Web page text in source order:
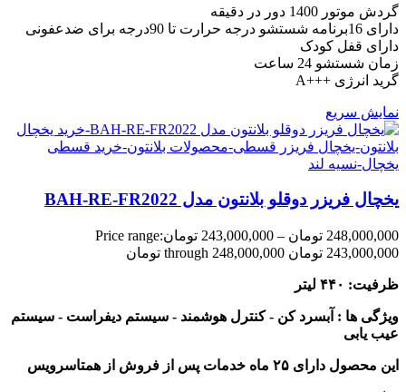
گردش موتور 1400 دور در دقیقه
دارای 16برنامه شستشو درجه حرارت تا 90درجه برای ضدعفونی
دارای قفل کودک
زمان شستشو 24 ساعت
گرید انرژی +++A
نمایش سریع
یخچال فریزر دوقلو بلانتون مدل BAH-RE-FR2022
248,000,000 تومان –
243,000,000 تومانPrice range:
243,000,000 تومان through 248,000,000 تومان
ظرفیت: ۴۴۰ لیتر
ویژگی ها : آبسرد کن - کنترل هوشمند - سیستم دیفراست - سیستم
عیب یابی
این محصول دارای ۲۵ ماه خدمات پس از فروش از همتاسرویس